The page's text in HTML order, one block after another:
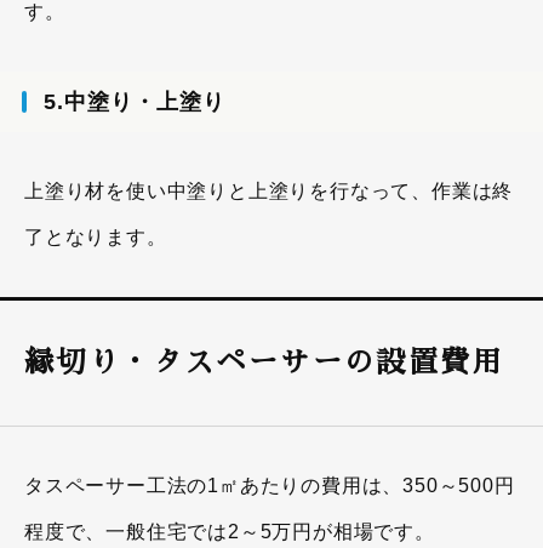
す。
5.中塗り・上塗り
上塗り材を使い中塗りと上塗りを行なって、作業は終
了となります。
縁切り・タスペーサーの設置費用
タスペーサー工法の1㎡あたりの費用は、350～500円
程度で、一般住宅では2～5万円が相場です。